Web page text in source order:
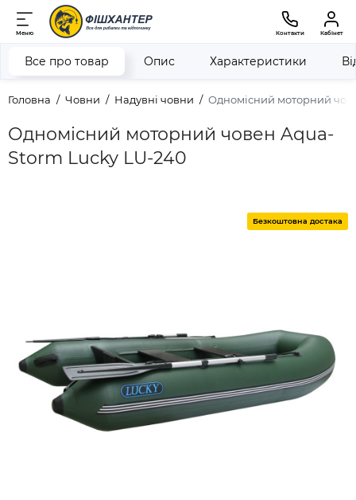
Меню Контакти Кабінет
Головна Човни Надувні човни Одномісний моторний
Одномісний моторний човен Aqua-
Storm Lucky LU-240
Все про товар Опис Характеристики
Безкоштовна достака